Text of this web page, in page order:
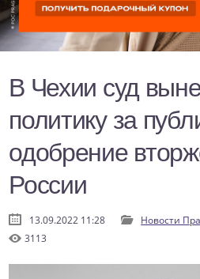
В Чехии суд
политику за
одобрение
России
13.09.2022 11:28 Новости
3113